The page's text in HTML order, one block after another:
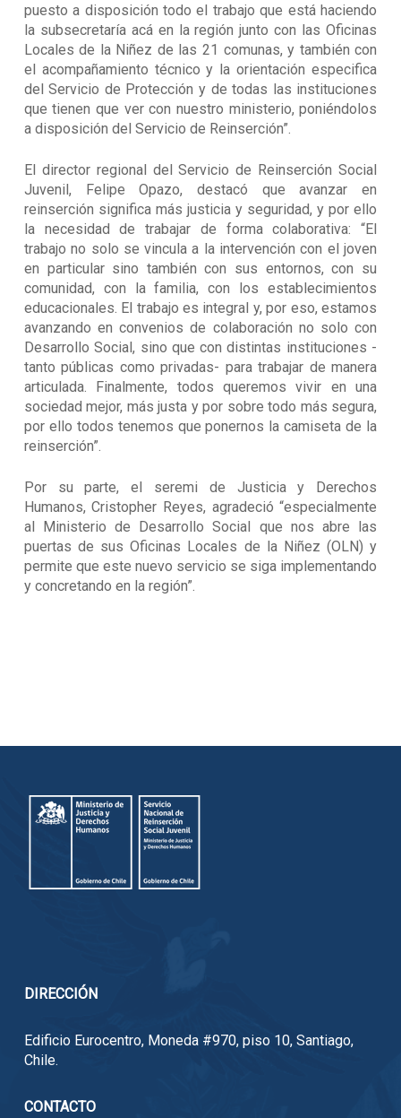
puesto a disposición todo el trabajo que está haciendo
la subsecretaría acá en la región junto con las Oficinas
Locales de la Niñez de las 21 comunas, y también con
el acompañamiento técnico y la orientación especifica
del Servicio de Protección y de todas las instituciones
que tienen que ver con nuestro ministerio, poniéndolos
a disposición del Servicio de Reinserción”.
El director regional del Servicio de Reinserción Social
Juvenil, Felipe Opazo, destacó que avanzar en
reinserción significa más justicia y seguridad, y por ello
la necesidad de trabajar de forma colaborativa: “El
trabajo no solo se vincula a la intervención con el joven
en particular sino también con sus entornos, con su
comunidad, con la familia, con los establecimientos
educacionales. El trabajo es integral y, por eso, estamos
avanzando en convenios de colaboración no solo con
Desarrollo Social, sino que con distintas instituciones -
tanto públicas como privadas- para trabajar de manera
articulada. Finalmente, todos queremos vivir en una
sociedad mejor, más justa y por sobre todo más segura,
por ello todos tenemos que ponernos la camiseta de la
reinserción”.
Por su parte, el seremi de Justicia y Derechos
Humanos, Cristopher Reyes, agradeció “especialmente
al Ministerio de Desarrollo Social que nos abre las
puertas de sus Oficinas Locales de la Niñez (OLN) y
permite que este nuevo servicio se siga implementando
y concretando en la región”.
DIRECCIÓN
Edificio Eurocentro, Moneda #970, piso 10, Santiago,
Chile.
CONTACTO